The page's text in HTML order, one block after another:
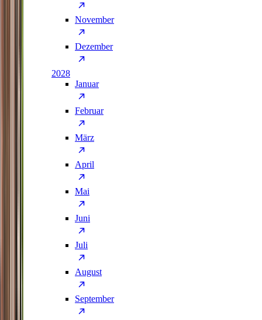
November
Dezember
2028
Januar
Februar
März
April
Mai
Juni
Juli
August
September